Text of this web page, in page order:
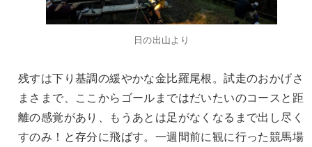
日の出山より
残すは下り基調の緩やかな金比羅尾根。試走のおかげさ
まさまで、ここからゴールまではだいたいのコースと距
離の感覚があり、もうあとは足がなくなるまで出し尽く
すのみ！と存分に飛ばす。一週間前に観に行った競馬場